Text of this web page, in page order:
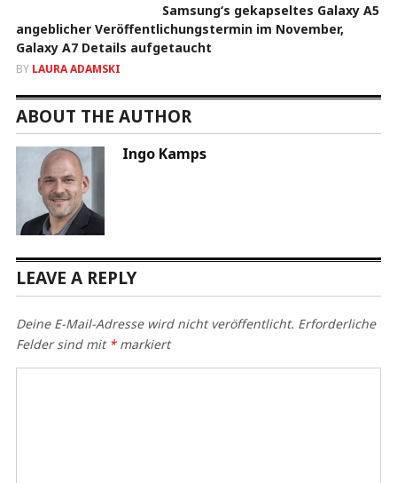
Samsung‘s gekapseltes Galaxy A5
angeblicher Veröffentlichungstermin im November,
Galaxy A7 Details aufgetaucht
BY LAURA ADAMSKI
ABOUT THE AUTHOR
Ingo Kamps
LEAVE A REPLY
Deine E-Mail-Adresse wird nicht veröffentlicht. Erforderliche
Felder sind mit *markiert